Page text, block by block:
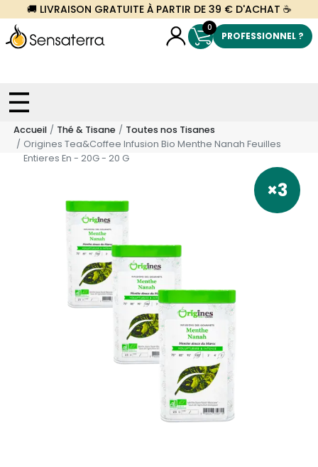
🚚 LIVRAISON GRATUITE À PARTIR DE 39 € D'ACHAT ☕
0
PROFESSIONNEL ?
Accueil Thé & Tisane
Toutes nos Tisanes
Origines Tea&Coffee Infusion Bio Menthe Nanah Feuilles
Entieres En - 20G - 20 G
×3